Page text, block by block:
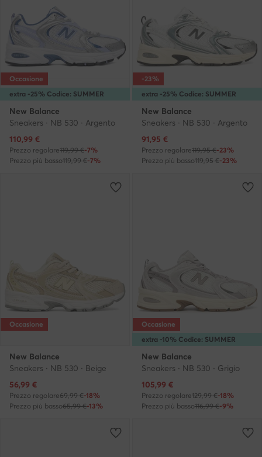
extra -25% Codice: SUMMER
Occasione
New Balance
Sneakers · NB 530 · Argento
Prezzo attuale
110,99 €
Prezzo regolare119,99 €-7%
Prezzo più basso119,99 €-7%
extra -25% Codice: SUMMER
-23%
New Balance
Sneakers · NB 530 · Argento
Prezzo attuale
91,95 €
Prezzo regolare119,95 €-23%
Prezzo più basso119,95 €-23%
Occasione
New Balance
Sneakers · NB 530 · Beige
Prezzo attuale
56,99 €
Prezzo regolare69,99 €-18%
Prezzo più basso65,99 €-13%
extra -10% Codice: SUMMER
Occasione
New Balance
Sneakers · NB 530 · Grigio
Prezzo attuale
105,99 €
Prezzo regolare129,99 €-18%
Prezzo più basso116,99 €-9%